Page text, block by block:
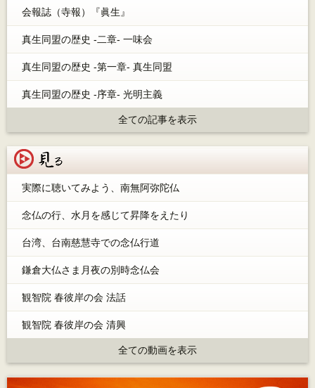
会報誌（寺報）『眞生』
真生同盟の歴史 -二章- 一味会
真生同盟の歴史 -第一章- 真生同盟
真生同盟の歴史 -序章- 光明主義
全ての記事を表示
実際に聴いてみよう、南無阿弥陀仏
念仏の行、水月を感じて昇降をえたり
台湾、台南慈慧寺での念仏行道
鎌倉大仏さま月夜の別時念仏会
観智院 春彼岸の会 法話
観智院 春彼岸の会 清興
全ての動画を表示